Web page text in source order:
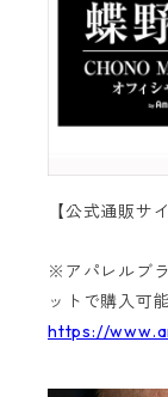
【公式通販サ
※アパレルブ
ットで購入可
https://